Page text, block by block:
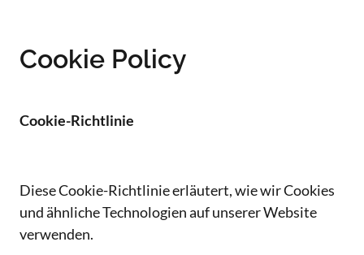
Cookie Policy
Cookie-Richtlinie
Diese Cookie-Richtlinie erläutert, wie wir Cookies
und ähnliche Technologien auf unserer Website
verwenden.